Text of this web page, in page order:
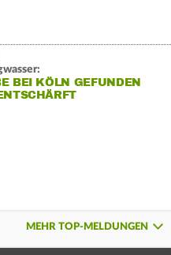
BEI KÖLN GEFUNDEN
MEHR TOP-MELDUNGEN